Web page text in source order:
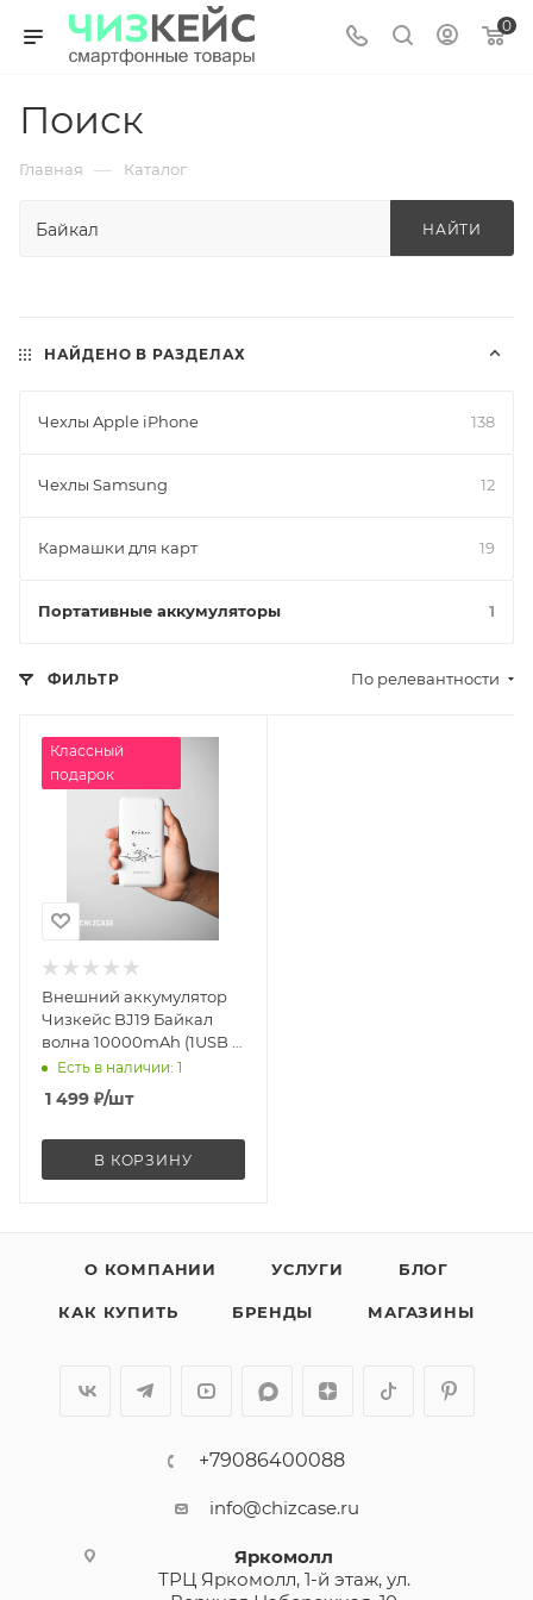
0
Поиск
Главная — Каталог
НАЙТИ
НАЙДЕНО В РАЗДЕЛАХ
Чехлы Apple iPhone 138
Чехлы Samsung 12
Кармашки для карт 19
Портативные аккумуляторы 1
ФИЛЬТР По релевантности
Классный
подарок
Внешний аккумулятор
Чизкейс BJ19 Байкал
волна 10000mAh (1USB +
1USB-C, 2.1A, PD 20W, QC
3.0) белый
Есть в наличии: 1
1 499 ₽/шт
В КОРЗИНУ
О КОМПАНИИ УСЛУГИ БЛОГ
КАК КУПИТЬ БРЕНДЫ МАГАЗИНЫ
+79086400088
info@chizcase.ru
Яркомолл
ТРЦ Яркомолл, 1-й этаж, ул.